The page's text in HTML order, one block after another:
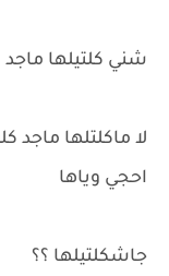
شني كلتيلها ماجد
لا ماكلتلها
احجي وياها
جاشكلتيلها ؟؟